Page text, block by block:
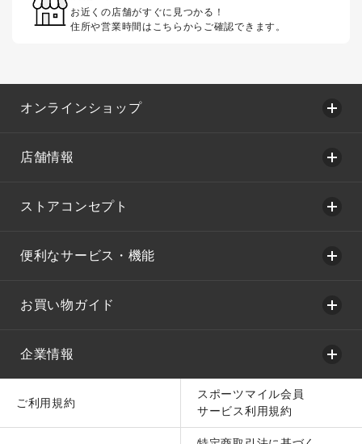
お近くの店舗がすぐに見つかる！
住所や営業時間はこちらからご確認できます。
オンラインショップ
店舗情報
ストアコンセプト
便利なサービス・機能
お買い物ガイド
企業情報
ご利用規約
スポーツマイル会員
サービス利用規約